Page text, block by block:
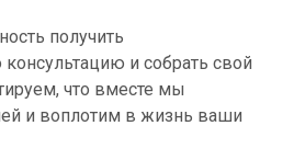
получить
и собрать свой
что вместе мы
и воплотим в жизнь ваши